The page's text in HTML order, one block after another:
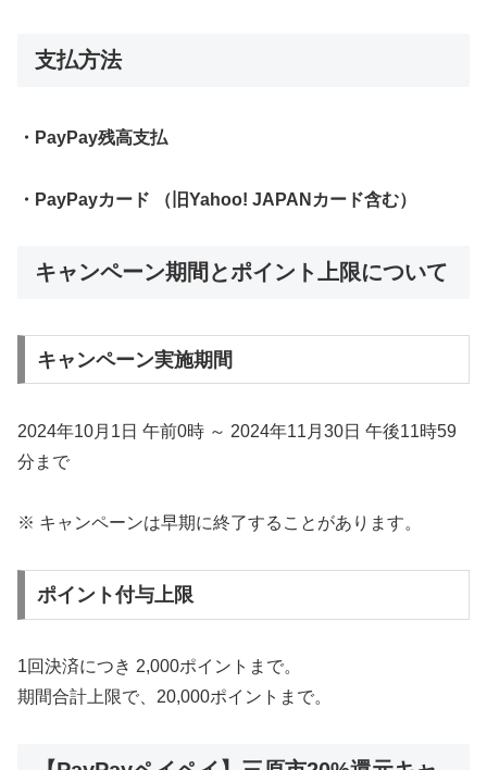
支払方法
・PayPay残高支払
・PayPayカード （旧Yahoo! JAPANカード含む）
キャンペーン期間とポイント上限について
キャンペーン実施期間
2024年10月1日 午前0時 ～ 2024年11月30日 午後11時59
分まで
※ キャンペーンは早期に終了することがあります。
ポイント付与上限
1回決済につき 2,000ポイントまで。
期間合計上限で、20,000ポイントまで。